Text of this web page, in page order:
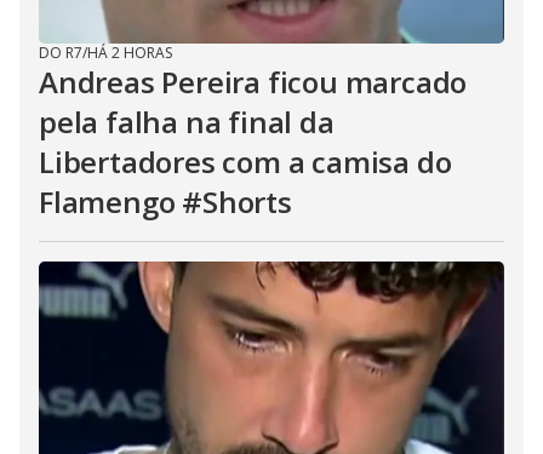
DO R7/HÁ 2 HORAS
Andreas Pereira ficou marcado
pela falha na final da
Libertadores com a camisa do
Flamengo #Shorts